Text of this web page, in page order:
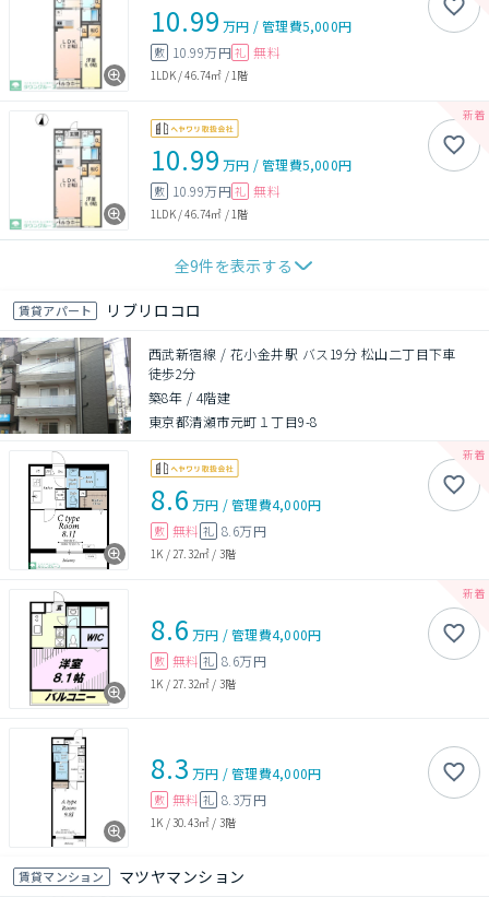
10.99 万円 /管理費5,000円
敷 10.99万円 礼 無料
1LDK/46.74㎡ /1階
10.99 万円 /管理費5,000円
敷 10.99万円 礼 無料
1LDK/46.74㎡ /1階
全9件を表示する
賃貸アパート リブリロコロ
西武新宿線 / 花小金井駅 バス19分 松山二丁目下車
徒歩2分
築8年 / 4階建
東京都清瀬市元町１丁目9-8
8.6 万円 /管理費4,000円
敷 無料 礼 8.6万円
1K /27.32㎡ / 3階
8.6 万円 /管理費4,000円
敷 無料 礼 8.6万円
1K / 27.32㎡ / 3階
8.3 万円 /管理費4,000円
敷 無料 礼 8.3万円
1K /30.43㎡ / 3階
賃貸マンション マツヤマンション